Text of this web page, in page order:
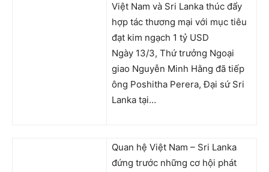
Việt Nam và Sri Lanka thúc đẩy
hợp tác thương mại với mục tiêu
đạt kim ngạch 1 tỷ USD
Ngày 13/3, Thứ trưởng Ngoại
giao Nguyễn Minh Hằng đã tiếp
ông Poshitha Perera, Đại sứ Sri
Lanka tại…
Quan hệ Việt Nam – Sri Lanka
đứng trước những cơ hội phát